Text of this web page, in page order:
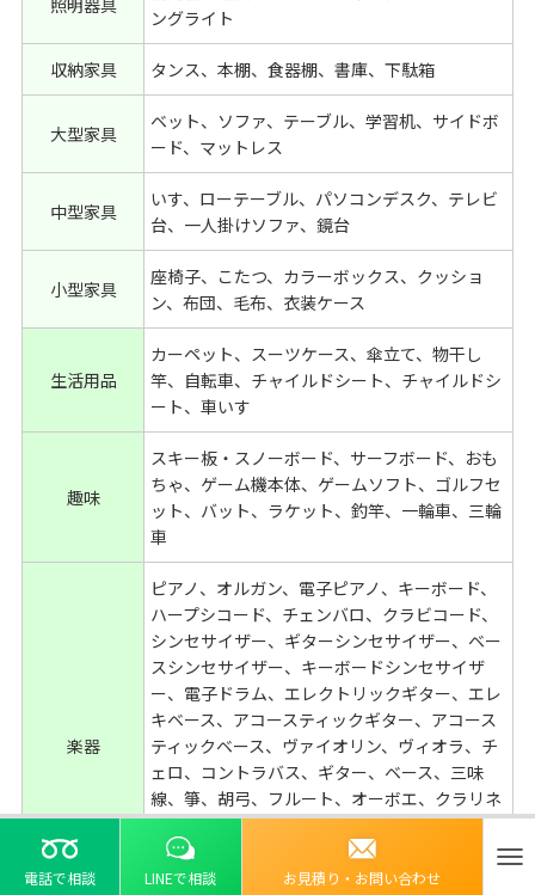
電話で相談 LINEで相談 お見積り・お問い合わせ
照明器具
ングライト
収納家具 タンス、本棚、食器棚、書庫、下駄箱
大型家具
ベット、ソファ、テーブル、学習机、サイドボ
ード、マットレス
中型家具
いす、ローテーブル、パソコンデスク、テレビ
台、一人掛けソファ、鏡台
小型家具
座椅子、こたつ、カラーボックス、クッショ
ン、布団、毛布、衣装ケース
生活用品
カーペット、スーツケース、傘立て、物干し
竿、自転車、チャイルドシート、チャイルドシ
ート、車いす
趣味
スキー板・スノーボード、サーフボード、おも
ちゃ、ゲーム機本体、ゲームソフト、ゴルフセ
ット、バット、ラケット、釣竿、一輪車、三輪
車
楽器
ピアノ、オルガン、電子ピアノ、キーボード、
ハープシコード、チェンバロ、クラビコード、
シンセサイザー、ギターシンセサイザー、ベー
スシンセサイザー、キーボードシンセサイザ
ー、電子ドラム、エレクトリックギター、エレ
キベース、アコースティックギター、アコース
ティックベース、ヴァイオリン、ヴィオラ、チ
ェロ、コントラバス、ギター、ベース、三味
線、箏、胡弓、フルート、オーボエ、クラリネ
ット、ファゴット、サックス、トランペット、
トロンボーン、チューバ、ホルン、太鼓、シン
バル、ティンパニ、マリンバ、カホン、ドラム